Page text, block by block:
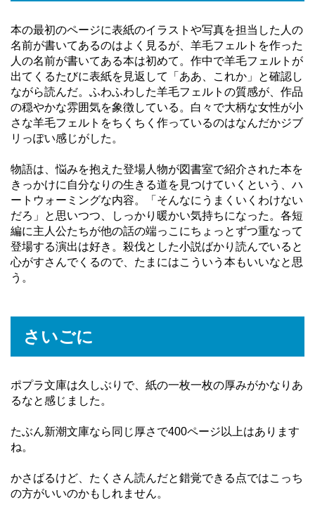
本の最初のページに表紙のイラストや写真を担当した人の
名前が書いてあるのはよく見るが、羊毛フェルトを作った
人の名前が書いてある本は初めて。作中で羊毛フェルトが
出てくるたびに表紙を見返して「ああ、これか」と確認し
ながら読んだ。ふわふわした羊毛フェルトの質感が、作品
の穏やかな雰囲気を象徴している。白々で大柄な女性が小
さな羊毛フェルトをちくちく作っているのはなんだかジブ
リっぽい感じがした。
物語は、悩みを抱えた登場人物が図書室で紹介された本を
きっかけに自分なりの生きる道を見つけていくという、ハ
ートウォーミングな内容。「そんなにうまくいくわけない
だろ」と思いつつ、しっかり暖かい気持ちになった。各短
編に主人公たちが他の話の端っこにちょっとずつ重なって
登場する演出は好き。殺伐とした小説ばかり読んでいると
心がすさんでくるので、たまにはこういう本もいいなと思
う。
さいごに
ポプラ文庫は久しぶりで、紙の一枚一枚の厚みがかなりあ
るなと感じました。
たぶん新潮文庫なら同じ厚さで400ページ以上はあります
ね。
かさばるけど、たくさん読んだと錯覚できる点ではこっち
の方がいいのかもしれません。